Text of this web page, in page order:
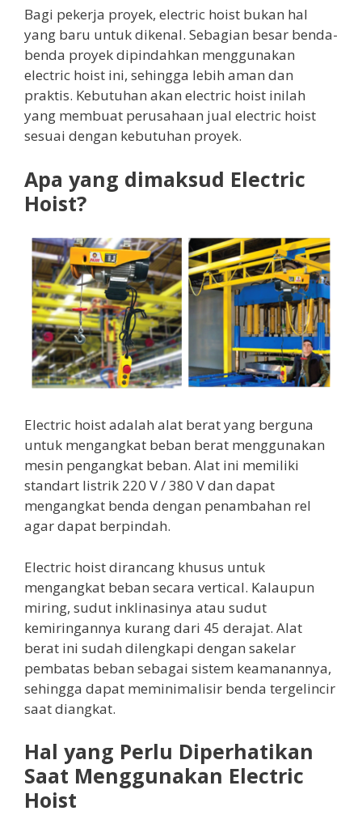
Bagi pekerja proyek, electric hoist bukan hal
yang baru untuk dikenal. Sebagian besar benda-
benda proyek dipindahkan menggunakan
electric hoist ini, sehingga lebih aman dan
praktis. Kebutuhan akan electric hoist inilah
yang membuat perusahaan jual electric hoist
sesuai dengan kebutuhan proyek.
Apa yang dimaksud Electric
Hoist?
Electric hoist adalah alat berat yang berguna
untuk mengangkat beban berat menggunakan
mesin pengangkat beban. Alat ini memiliki
standart listrik 220 V / 380 V dan dapat
mengangkat benda dengan penambahan rel
agar dapat berpindah.
Electric hoist dirancang khusus untuk
mengangkat beban secara vertical. Kalaupun
miring, sudut inklinasinya atau sudut
kemiringannya kurang dari 45 derajat. Alat
berat ini sudah dilengkapi dengan sakelar
pembatas beban sebagai sistem keamanannya,
sehingga dapat meminimalisir benda tergelincir
saat diangkat.
Hal yang Perlu Diperhatikan
Saat Menggunakan Electric
Hoist